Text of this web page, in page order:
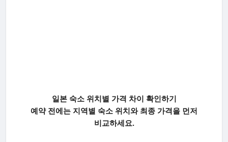
일본 숙소 위치별 가격 차이 확인하기
예약 전에는 지역별 숙소 위치와 최종 가격을 먼저
비교하세요.